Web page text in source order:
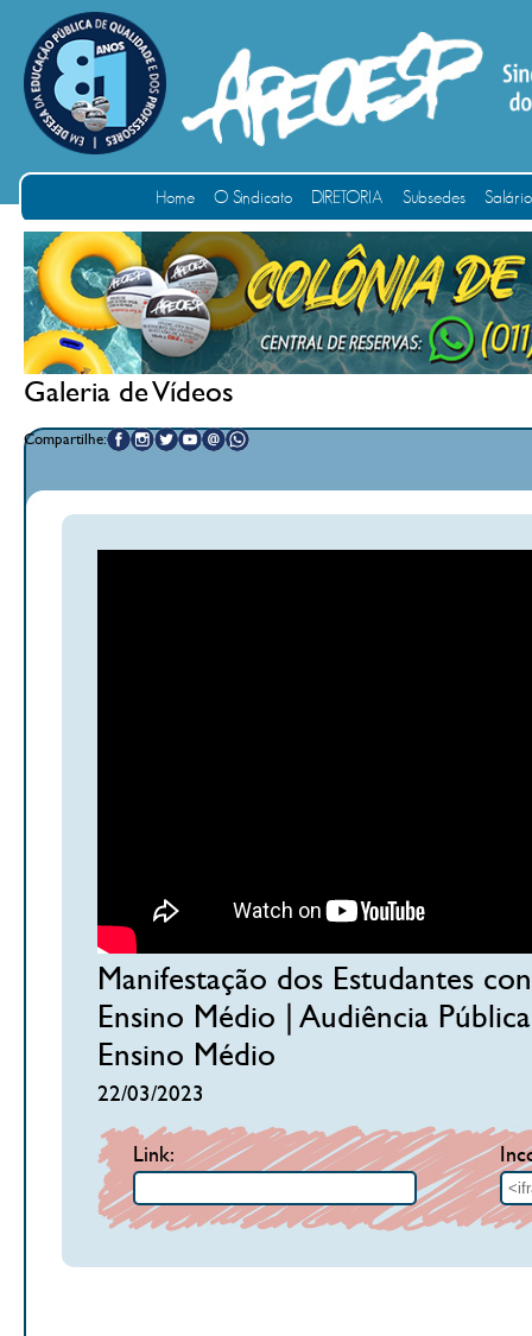
Home O Sindicato DIRETORIA Subsedes
Galeria de Vídeos
Compartilhe:
Manifestação dos Estudantes
Ensino Médio | Audiência
Ensino Médio
22/03/2023
Link: